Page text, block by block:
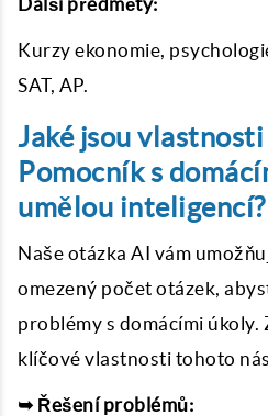
Kurzy ekonomie,
SAT, AP.
Jaké jsou
Pomocník s
umělou inteligencí?
Naše otázka AI vám
omezený počet otázek,
problémy s domácími úkoly.
klíčové vlastnosti tohoto
➥ Řešení problémů: